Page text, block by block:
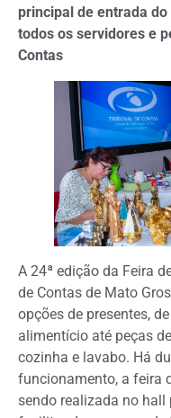
principal de entrada
todos os servidores e
Contas
A 24ª edição da Feira
de Contas de Mato
opções de presentes,
alimentício até peças
cozinha e lavabo. Há
funcionamento, a feira
sendo realizada no hall